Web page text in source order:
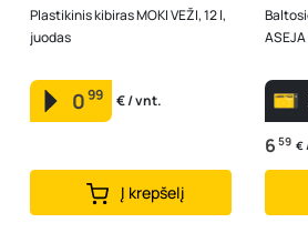
Plastikinis kibiras MOKI VEŽI, 12 l,
juodas
099 € / vnt.
Į krepšelį
ASEJA
6 59 €